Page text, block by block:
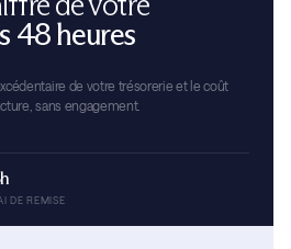
48 heures
de votre trésorerie et le coût
sans engagement.
DE REMISE